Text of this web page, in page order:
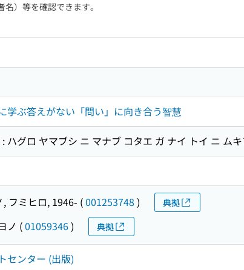
）等を確認できます。
学ぶ答えがない「問い」に向き合う智慧
ハグロ ヤマブシ ニ マナブ コタエ ガ ナイ トイ ニ ム
, フミヒロ, 1946- (001253748 ) 典拠
ノ (01059346) 典拠
センター (出版)